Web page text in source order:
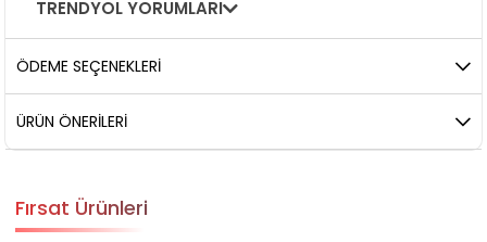
TRENDYOL YORUMLARI
ÖDEME SEÇENEKLERI
ÜRÜN ÖNERILERI
Fırsat Ürünleri